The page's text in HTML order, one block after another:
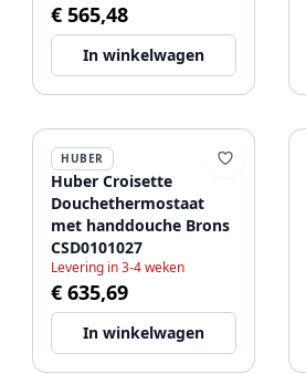
€ 565,48
In winkelwagen
HUBER
Huber Croisette
Douchethermostaat
met handdouche Brons
CSD0101027
Levering in 3-4 weken
€ 635,69
In winkelwagen